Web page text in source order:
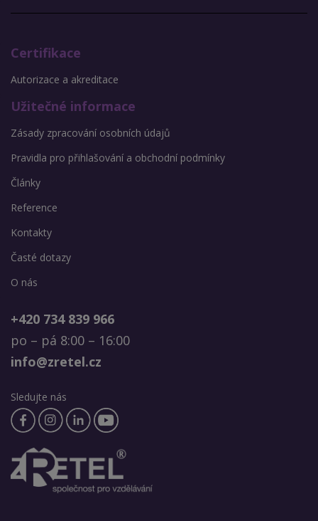
Certifikace
Autorizace a akreditace
Užitečné informace
Zásady zpracování osobních údajů
Pravidla pro přihlašování a obchodní podmínky
Články
Reference
Kontakty
Časté dotazy
O nás
+420 734 839 966
po – pá 8:00 – 16:00
info@zretel.cz
Sledujte nás